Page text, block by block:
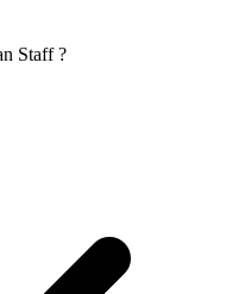
Staff ?